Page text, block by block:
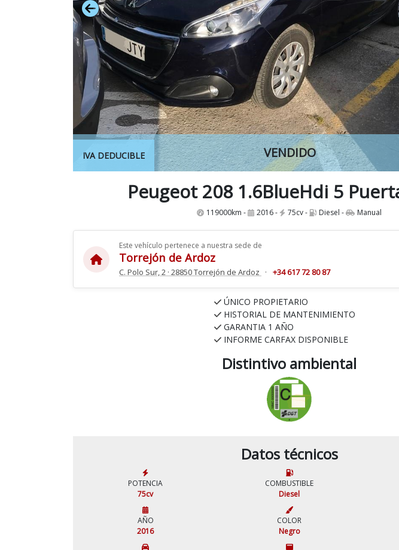
VENDIDO
IVA DEDUCIBLE
Peugeot 208 1.6BlueHdi 5
119000km - 2016 - 75cv - Diesel - Manual
Este vehículo pertenece a nuestra sede de
Torrejón de Ardoz
C. Polo Sur, 2 · 28850 Torrejón de Ardoz · +34 617 72 80 87
ÚNICO PROPIETARIO
HISTORIAL DE MANTENIMIENTO
GARANTIA 1 AÑO
INFORME CARFAX DISPONIBLE
Distintivo ambiental
Datos técnicos
POTENCIA
75cv
COMBUSTIBLE
Diesel
AÑO
2016
COLOR
Negro